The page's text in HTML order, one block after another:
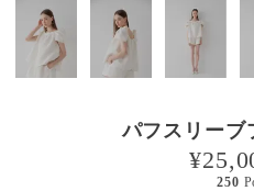
パフスリーブ
¥
250